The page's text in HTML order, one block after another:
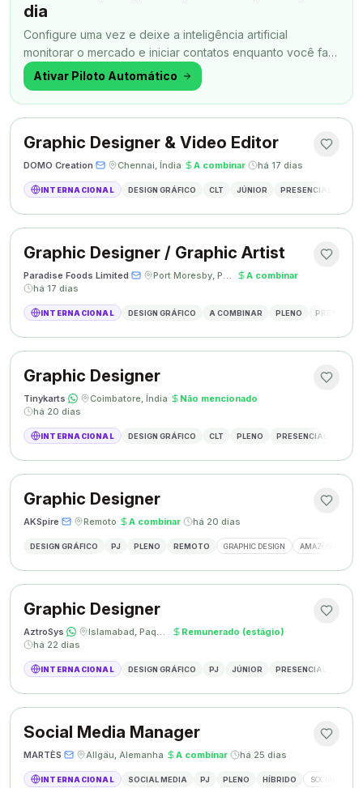
dia
Configure uma vez e deixe a inteligência artificial
monitorar o mercado e iniciar contatos enquanto você faz
outra coisa.
Ativar Piloto Automático
Graphic Designer & Video Editor
DOMO Creation· · Chennai, Índia· A combinar· há 17 dias
INTERNACIONAL DESIGN GRÁFICO CLT JÚNIOR PRESENCIAL
Graphic Designer / Graphic Artist
Paradise Foods Limited· · Port Moresby, Papua Nova Guiné · A combinar·
há 17 dias
INTERNACIONAL DESIGN GRÁFICO A COMBINAR PLENO
Graphic Designer
Tinykarts· · Coimbatore, Índia· Não mencionado·
há 20 dias
INTERNACIONAL DESIGN GRÁFICO CLT PLENO PRESENCIAL
Graphic Designer
AKSpire· · Remoto· A combinar· há 20 dias
DESIGN GRÁFICO PJ PLENO REMOTO GRAPHIC DESIGN AMAZON A+
Graphic Designer
AztroSys· · Islamabad, Paquistão · Remunerado (estágio)·
há 22 dias
INTERNACIONAL DESIGN GRÁFICO PJ JÚNIOR PRESENCIAL
Social Media Manager
MARTÈS· · Allgäu, Alemanha· A combinar· há 25 dias
INTERNACIONAL SOCIAL MEDIA PJ PLENO HÍBRIDO SOCIAL MEDIA